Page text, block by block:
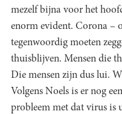
mezelf bijna voor het
enorm evident. Corona –
tegenwoordig moeten
thuisblijven. Mensen die
Die mensen zijn dus lui.
Volgens Noels is er nog
probleem met dat virus is